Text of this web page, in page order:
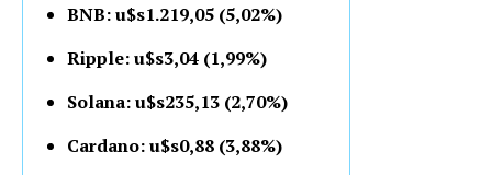
BNB: u$s1.219,05 (5,02%)
Ripple: u$s3,04 (1,99%)
Solana: u$s235,13 (2,70%)
Cardano: u$s0,88 (3,88%)